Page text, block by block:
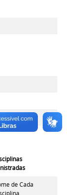
de Cada